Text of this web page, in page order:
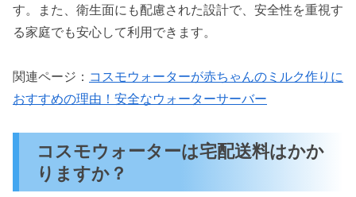
す。また、衛生面にも配慮された設計で、安全性を重視す
る家庭でも安心して利用できます。
関連ページ： コスモウォーターが赤ちゃんのミルク作りに
おすすめの理由！安全なウォーターサーバー
コスモウォーターは宅配送料はかか
りますか？